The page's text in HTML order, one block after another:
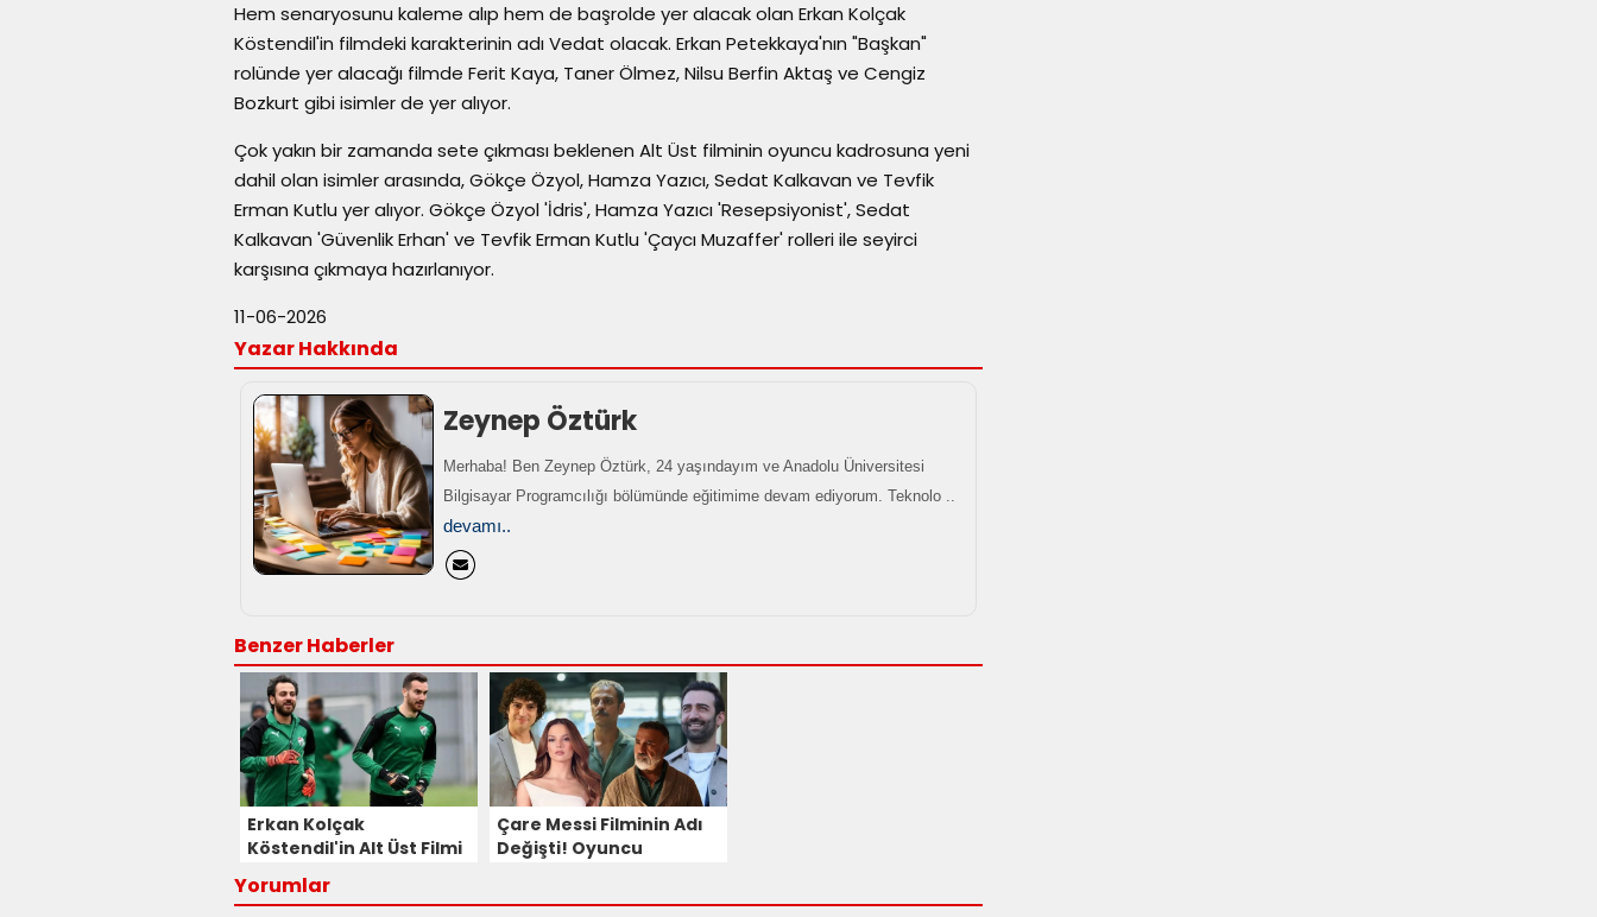
Hem senaryosunu kaleme alıp hem de başrolde yer alacak olan Erkan Kolçak
Köstendil'in filmdeki karakterinin adı Vedat olacak. Erkan Petekkaya'nın "Başkan"
rolünde yer alacağı filmde Ferit Kaya, Taner Ölmez, Nilsu Berfin Aktaş ve Cengiz
Bozkurt gibi isimler de yer alıyor.
Çok yakın bir zamanda sete çıkması beklenen Alt Üst filminin oyuncu kadrosuna yeni
dahil olan isimler arasında, Gökçe Özyol, Hamza Yazıcı, Sedat Kalkavan ve Tevfik
Erman Kutlu yer alıyor. Gökçe Özyol 'İdris', Hamza Yazıcı 'Resepsiyonist', Sedat
Kalkavan 'Güvenlik Erhan' ve Tevfik Erman Kutlu 'Çaycı Muzaffer' rolleri ile seyirci
karşısına çıkmaya hazırlanıyor.
11-06-2026
Yazar Hakkında
Zeynep Öztürk
Merhaba! Ben Zeynep Öztürk, 24 yaşındayım ve Anadolu Üniversitesi
Bilgisayar Programcılığı bölümünde eğitimime devam ediyorum. Teknolo ..
devamı..
Benzer Haberler
Erkan Kolçak
Köstendil'in Alt Üst Filmi
Çare Messi Filminin Adı
Değişti! Oyuncu
Yorumlar